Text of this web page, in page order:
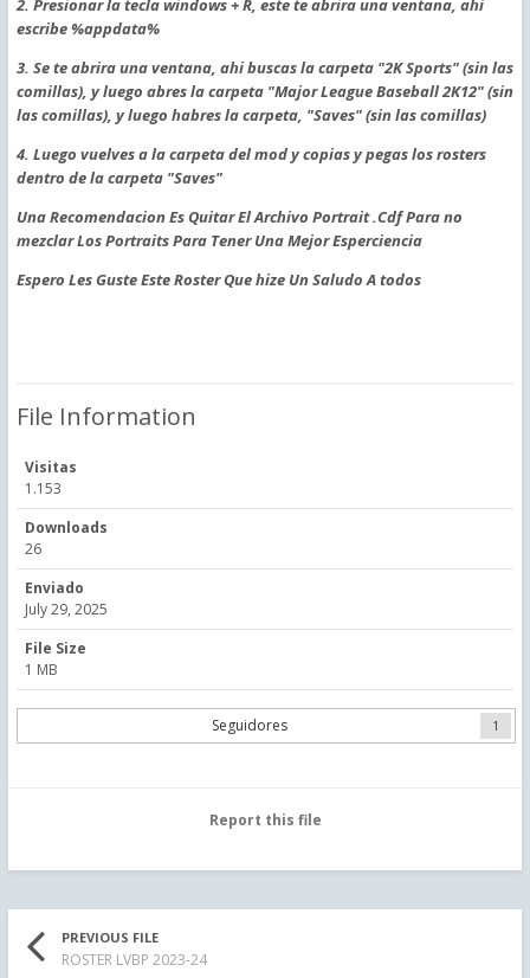
2. Presionar la tecla windows + R, este te abrira una ventana, ahi
escribe %appdata%
3. Se te abrira una ventana, ahi buscas la carpeta "2K Sports" (sin las
comillas), y luego abres la carpeta "Major League Baseball 2K12" (sin
las comillas), y luego habres la carpeta, "Saves" (sin las comillas)
4. Luego vuelves a la carpeta del mod y copias y pegas los rosters
dentro de la carpeta "Saves"
Una Recomendacion Es Quitar El Archivo Portrait .Cdf Para no
mezclar Los Portraits Para Tener Una Mejor Esperciencia
Espero Les Guste Este Roster Que hize Un Saludo A todos
File Information
Visitas
1.153
Downloads
26
Enviado
July 29, 2025
File Size
1 MB
Seguidores 1
Report this file
PREVIOUS FILE
ROSTER LVBP 2023-24